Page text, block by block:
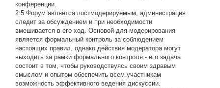
конференции.
2.5 Форум является постмодерируемым, администрация
следит за обсуждением и при необходимости
вмешивается в его ход. Основой для модерирования
является формальный контроль за соблюдением
настоящих правил, однако действия модератора могут
выходить за рамки формального контроля - его задача
состоит в том, чтобы руководствуясь своим здравым
смыслом и опытом обеспечить всем участникам
возможность эффективного ведения дискуссии.